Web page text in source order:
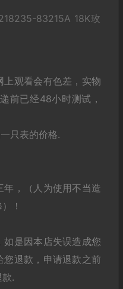
上观看会有色差，实物
前已经48小时测试，
只表的价格.
，（人为使用不当造
！
是因本店失误造成您
您退款，申请退款之前
.